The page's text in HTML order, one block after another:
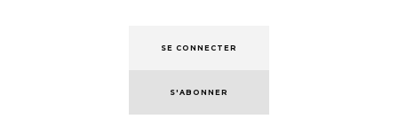
SE CONNECTER
S'ABONNER